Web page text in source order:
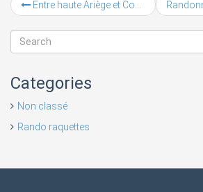
Entre haute Ariège et Couserans, entre soleil et nuages.
Categories
Non classé
Rando raquettes